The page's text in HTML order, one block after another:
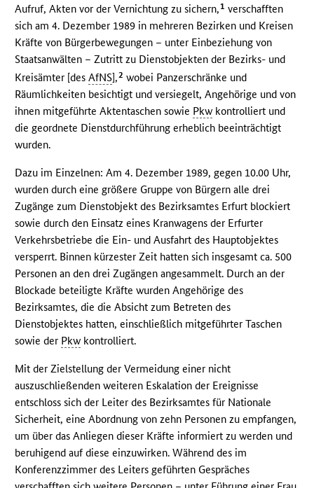
Aufruf, Akten vor der Vernichtung zu sichern,1 verschafften
sich am 4. Dezember 1989 in mehreren Bezirken und Kreisen
Kräfte von Bürgerbewegungen – unter Einbeziehung von
Staatsanwälten – Zutritt zu Dienstobjekten der Bezirks- und
Kreisämter [desAfNS],2 wobei Panzerschränke und
Räumlichkeiten besichtigt und versiegelt, Angehörige und von
ihnen mitgeführte Aktentaschen sowie Pkw kontrolliert und
die geordnete Dienstdurchführung erheblich beeinträchtigt
wurden.
Dazu im Einzelnen: Am 4. Dezember 1989, gegen 10.00 Uhr,
wurden durch eine größere Gruppe von Bürgern alle drei
Zugänge zum Dienstobjekt des Bezirksamtes Erfurt blockiert
sowie durch den Einsatz eines Kranwagens der Erfurter
Verkehrsbetriebe die Ein- und Ausfahrt des Hauptobjektes
versperrt. Binnen kürzester Zeit hatten sich insgesamt ca. 500
Personen an den drei Zugängen angesammelt. Durch an der
Blockade beteiligte Kräfte wurden Angehörige des
Bezirksamtes, die die Absicht zum Betreten des
Dienstobjektes hatten, einschließlich mitgeführter Taschen
sowie der Pkw kontrolliert.
Mit der Zielstellung der Vermeidung einer nicht
auszuschließenden weiteren Eskalation der Ereignisse
entschloss sich der Leiter des Bezirksamtes für Nationale
Sicherheit, eine Abordnung von zehn Personen zu empfangen,
um über das Anliegen dieser Kräfte informiert zu werden und
beruhigend auf diese einzuwirken. Während des im
Konferenzzimmer des Leiters geführten Gespräches